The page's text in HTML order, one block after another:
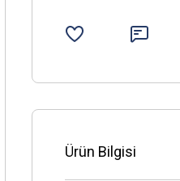
Ürün Bilgisi